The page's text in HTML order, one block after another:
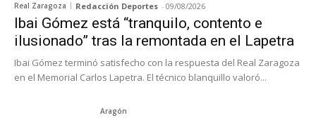
Real Zaragoza Redacción Deportes - 09/08/2026
Ibai Gómez está “tranquilo, contento e
ilusionado” tras la remontada en el Lapetra
Ibai Gómez terminó satisfecho con la respuesta del Real Zaragoza
en el Memorial Carlos Lapetra. El técnico blanquillo valoró...
Aragón